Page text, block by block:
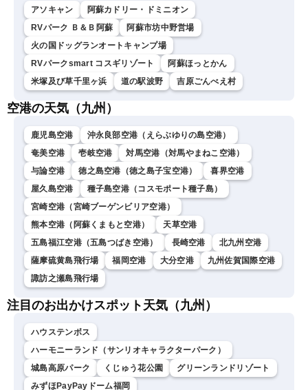
アソキャン
阿蘇カドリー・ドミニオン
RVパーク Ｂ＆Ｂ阿蘇
阿蘇市坊中野営場
火の国ドッグランオートキャンプ場
RVパークsmart コスギリゾート
阿蘇ほっとかん
米塚及び草千里ヶ浜
道の駅波野 吉原ごんべえ村
空港の天気（九州）
鹿児島空港
沖永良部空港（えらぶゆりの島空港）
奄美空港
壱岐空港
対馬空港（対馬やまねこ空港）
与論空港
徳之島空港（徳之島子宝空港）
喜界空港
屋久島空港
種子島空港（コスモポート種子島）
宮崎空港（宮崎ブーゲンビリア空港）
熊本空港（阿蘇くまもと空港）
天草空港
五島福江空港（五島つばき空港）
長崎空港
北九州空港
薩摩硫黄島飛行場
福岡空港 大分空港
九州佐賀国際空港
諏訪之瀬島飛行場
注目のお出かけスポット天気（九州）
ハウステンボス
ハーモニーランド（サンリオキャラクターパーク）
城島高原パーク
くじゅう花公園
グリーンランドリゾート
みずほPayPayドーム福岡